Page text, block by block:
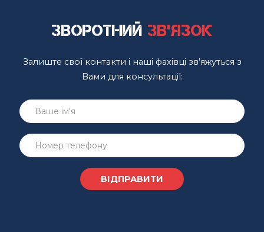
Зворотний зв'язок
Залиште свої контакти і наші фахівці зв’яжуться з
Вами для консультації: